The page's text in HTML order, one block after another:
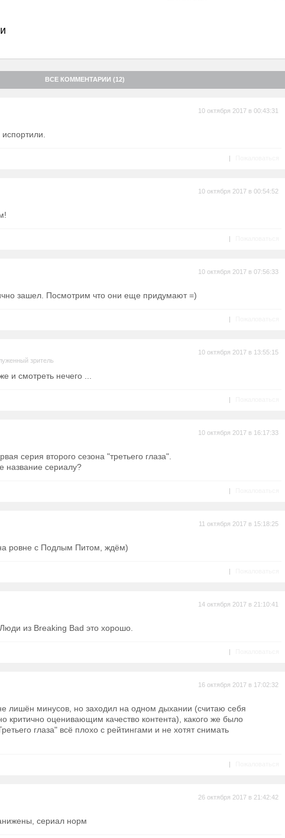
ВСЕ КОММЕНТАРИИ (12)
10 октября 2017 в 00:43:31
|
10 октября 2017 в 00:54:52
|
10 октября 2017 в 07:56:33
зашел. Посмотрим что они еще придумают =)
|
зритель
10 октября 2017 в 13:55:15
и смотреть нечего ...
|
10 октября 2017 в 16:17:33
серия второго сезона "третьего глаза".
название сериалу?
|
11 октября 2017 в 15:18:25
ровне с Подлым Питом, ждём)
|
14 октября 2017 в 21:10:41
из Breaking Bad это хорошо.
|
16 октября 2017 в 17:02:32
лишён минусов, но заходил на одном дыхании (считаю себя
критично оценивающим качество контента), какого же было
глаза" всё плохо с рейтингами и не хотят снимать
|
26 октября 2017 в 21:42:42
сериал норм